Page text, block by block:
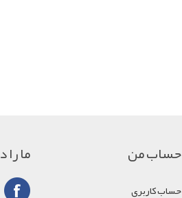
حساب من
حساب کاربری
ما